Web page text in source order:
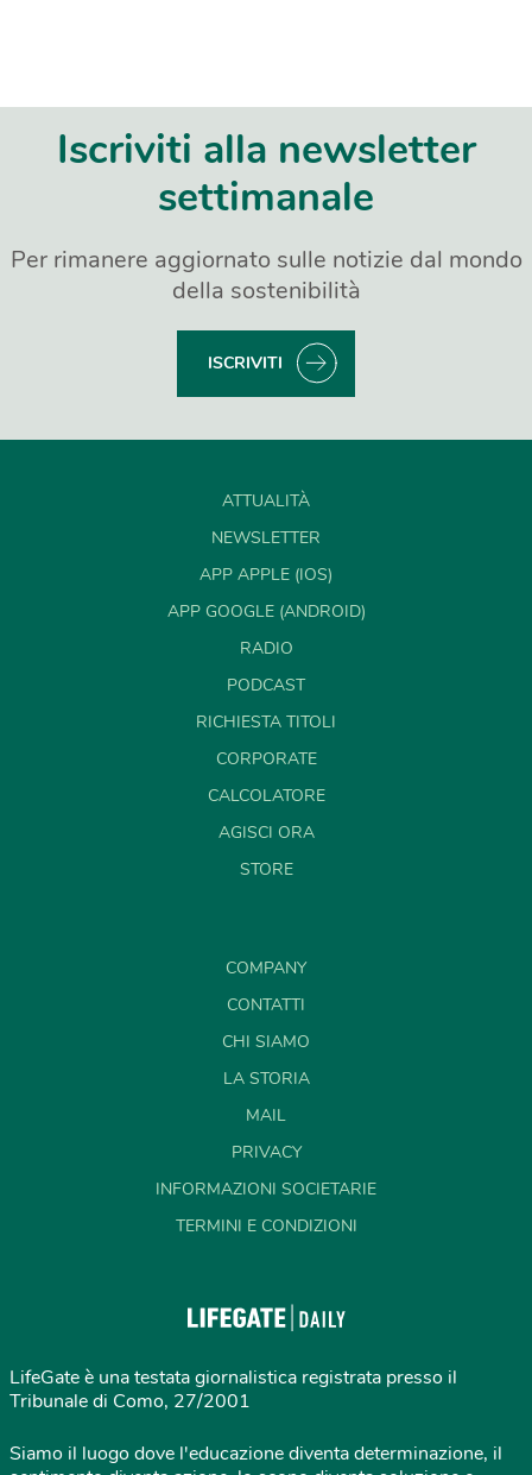
Iscriviti alla newsletter
settimanale
Per rimanere aggiornato sulle notizie dal mondo
della sostenibilità
ISCRIVITI
ATTUALITÀ
NEWSLETTER
APP APPLE (IOS)
APP GOOGLE (ANDROID)
RADIO
PODCAST
RICHIESTA TITOLI
CORPORATE
CALCOLATORE
AGISCI ORA
STORE
COMPANY
CONTATTI
CHI SIAMO
LA STORIA
MAIL
PRIVACY
INFORMAZIONI SOCIETARIE
TERMINI E CONDIZIONI
LifeGate è una testata giornalistica registrata presso il
Tribunale di Como, 27/2001
Siamo il luogo dove l'educazione diventa determinazione, il